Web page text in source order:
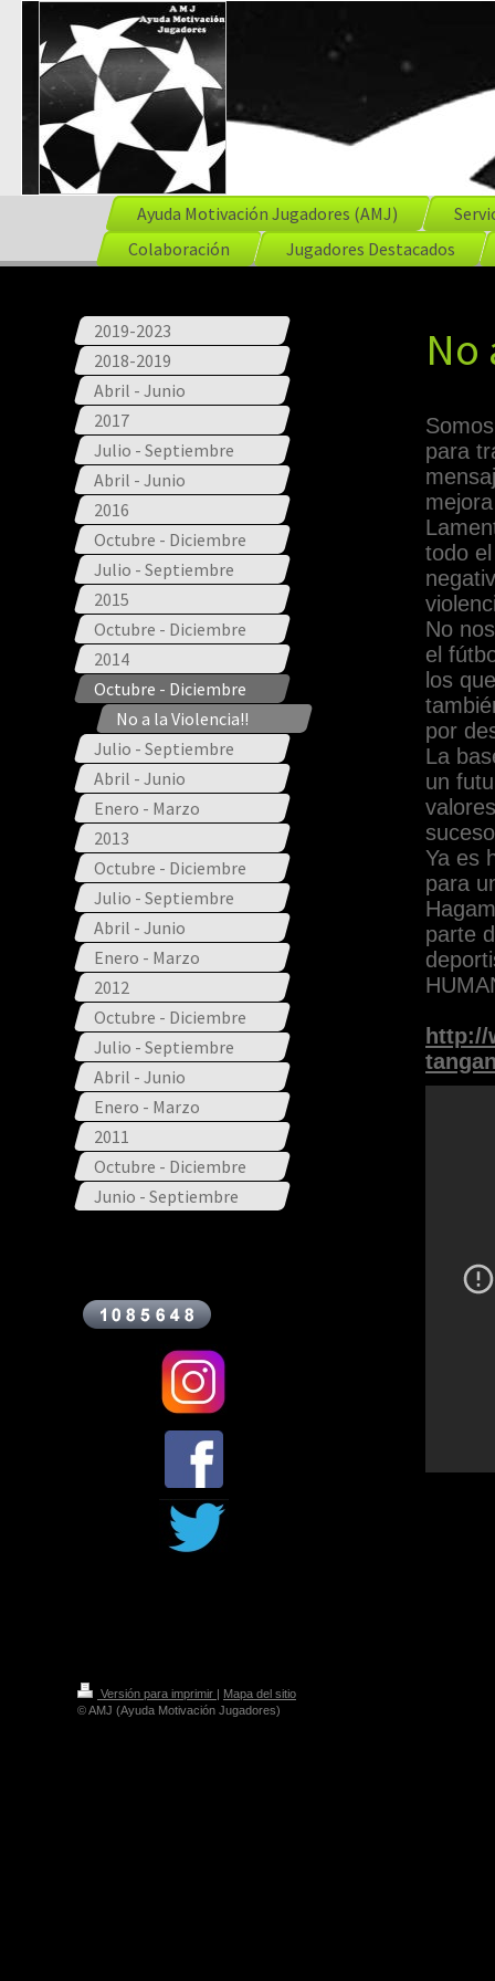
Ayuda Motivación Jugadores (AMJ)
Colaboración
Jugadores Destacados
2019-2023
2018-2019
Abril - Junio
2017
Julio - Septiembre
Abril - Junio
2016
Octubre - Diciembre
Julio - Septiembre
2015
Octubre - Diciembre
2014
Octubre - Diciembre
No a la Violencia!!
Julio - Septiembre
Abril - Junio
Enero - Marzo
2013
Octubre - Diciembre
Julio - Septiembre
Abril - Junio
Enero - Marzo
2012
Octubre - Diciembre
Julio - Septiembre
Abril - Junio
Enero - Marzo
2011
Octubre - Diciembre
Junio - Septiembre
No
para
todo
No
el
los
por
La
un
Ya es
para
parte
http://
Versión para imprimir | Mapa del sitio
© AMJ (Ayuda Motivación Jugadores)